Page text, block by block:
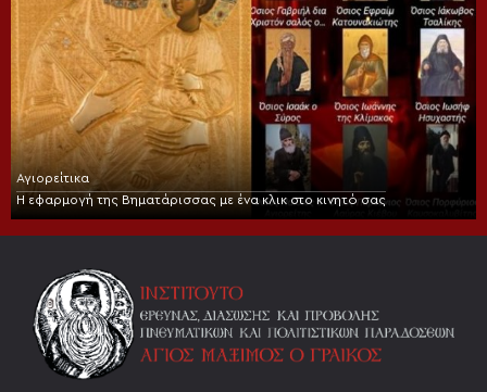
Αγιορείτικα
Η εφαρμογή της Βηματάρισσας με ένα κλικ στο κινητό σας